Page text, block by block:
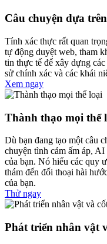
Câu chuyện dựa
Tính xác thực rất quan
tự động duyệt web, tham
tin thực tế để xây dựng
sử chính xác và các khái
Xem ngay
Thành thạo mọi thể
Dù bạn đang tạo một câu
chuyện tình cảm ấm áp,
của bạn. Nó hiểu các quy
thám đến đối thoại hài
của bạn.
Thử ngay
Phát triển nhân vật